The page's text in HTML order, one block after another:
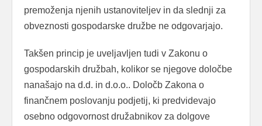
premoženja njenih ustanoviteljev in da slednji za
obveznosti gospodarske družbe ne odgovarjajo.
Takšen princip je uveljavljen tudi v Zakonu o
gospodarskih družbah, kolikor se njegove določbe
nanašajo na d.d. in d.o.o.. Določb Zakona o
finančnem poslovanju podjetij, ki predvidevajo
osebno odgovornost družabnikov za dolgove